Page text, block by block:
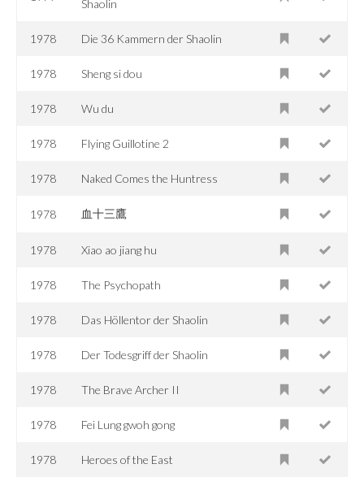
Shaolin
1978 Die 36 Kammern der Shaolin
1978 Sheng si dou
1978 Wu du
1978 Flying Guillotine 2
1978 Naked Comes the Huntress
1978 血十三鷹
1978 Xiao ao jiang hu
1978 The Psychopath
1978 Das Höllentor der Shaolin
1978 Der Todesgriff der Shaolin
1978 The Brave Archer II
1978 Fei Lung gwoh gong
1978 Heroes of the East